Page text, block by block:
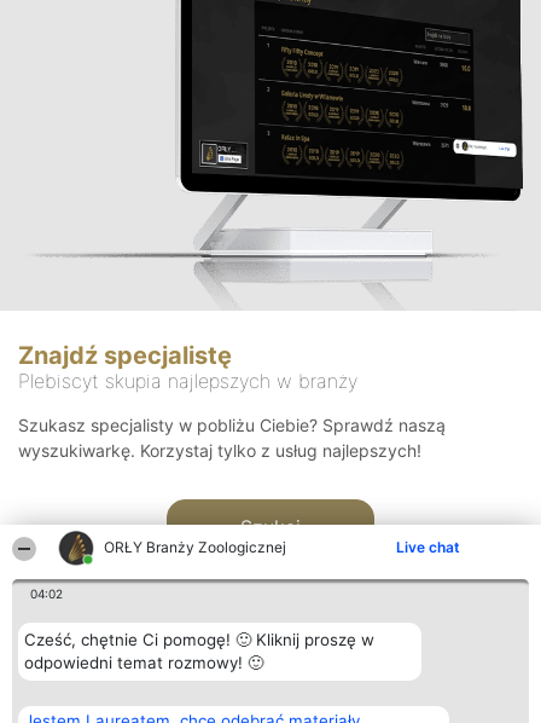
ORŁY Branży Zoologicznej Live chat
04:02
Cześć, chętnie Ci pomogę! 🙂 Kliknij proszę w
odpowiedni temat rozmowy! 🙂
Znajdź specjalistę
Plebiscyt skupia najlepszych w branży
Szukasz specjalisty w pobliżu Ciebie? Sprawdź naszą
wyszukiwarkę. Korzystaj tylko z usług najlepszych!
Szukaj
Organizator plebiscytu Plebiscyt Kontakt